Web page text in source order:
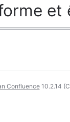
et
Confluence 10.2.14